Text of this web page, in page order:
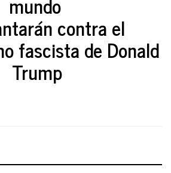
contra el
fascista de Donald
Trump